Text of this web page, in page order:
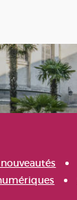
nouveautés